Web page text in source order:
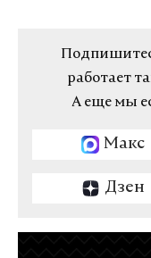
работает
А еще мы
Макс
Дзен